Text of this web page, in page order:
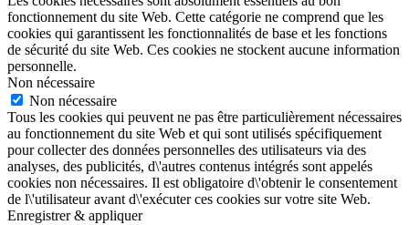
fonctionnement du site Web. Cette catégorie ne comprend que les
cookies qui garantissent les fonctionnalités de base et les fonctions
de sécurité du site Web. Ces cookies ne stockent aucune information
personnelle.
Non nécessaire
Non nécessaire
Tous les cookies qui peuvent ne pas être particulièrement nécessaires
au fonctionnement du site Web et qui sont utilisés spécifiquement
pour collecter des données personnelles des utilisateurs via des
analyses, des publicités, d\'autres contenus intégrés sont appelés
cookies non nécessaires. Il est obligatoire d\'obtenir le consentement
de l\'utilisateur avant d\'exécuter ces cookies sur votre site Web.
Enregistrer & appliquer